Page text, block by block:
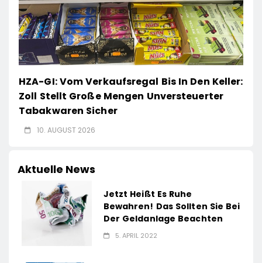
HZA-GI: Vom Verkaufsregal Bis In Den Keller:
Zoll Stellt Große Mengen Unversteuerter
Tabakwaren Sicher
10. AUGUST 2026
Aktuelle News
Jetzt Heißt Es Ruhe
Bewahren! Das Sollten Sie Bei
Der Geldanlage Beachten
5. APRIL 2022